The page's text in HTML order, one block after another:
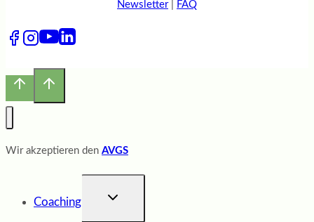
Newsletter| FAQ
Wir akzeptieren den AVGS
Coaching
UNTERMENÜ